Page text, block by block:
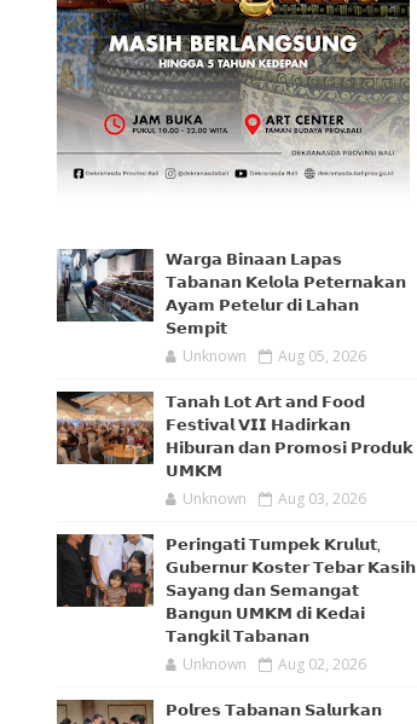
𝗪𝗮𝗿𝗴𝗮 𝗕𝗶𝗻𝗮𝗮𝗻 𝗟𝗮𝗽𝗮𝘀
𝗧𝗮𝗯𝗮𝗻𝗮𝗻 𝗞𝗲𝗹𝗼𝗹𝗮 𝗣𝗲𝘁𝗲𝗿𝗻𝗮𝗸𝗮𝗻
𝗔𝘆𝗮𝗺 𝗣𝗲𝘁𝗲𝗹𝘂𝗿 𝗱𝗶 𝗟𝗮𝗵𝗮𝗻
𝗦𝗲𝗺𝗽𝗶𝘁
Unknown Aug 05, 2026
𝗧𝗮𝗻𝗮𝗵 𝗟𝗼𝘁 𝗔𝗿𝘁 𝗮𝗻𝗱 𝗙𝗼𝗼𝗱
𝗙𝗲𝘀𝘁𝗶𝘃𝗮𝗹 𝗩𝗜𝗜 𝗛𝗮𝗱𝗶𝗿𝗸𝗮𝗻
𝗛𝗶𝗯𝘂𝗿𝗮𝗻 𝗱𝗮𝗻 𝗣𝗿𝗼𝗺𝗼𝘀𝗶 𝗣𝗿𝗼𝗱𝘂𝗸
𝗨𝗠𝗞𝗠
Unknown Aug 03, 2026
𝗣𝗲𝗿𝗶𝗻𝗴𝗮𝘁𝗶 𝗧𝘂𝗺𝗽𝗲𝗸 𝗞𝗿𝘂𝗹𝘂𝘁,
𝗚𝘂𝗯𝗲𝗿𝗻𝘂𝗿 𝗞𝗼𝘀𝘁𝗲𝗿 𝗧𝗲𝗯𝗮𝗿 𝗞𝗮𝘀𝗶𝗵
𝗦𝗮𝘆𝗮𝗻𝗴 𝗱𝗮𝗻 𝗦𝗲𝗺𝗮𝗻𝗴𝗮𝘁
𝗕𝗮𝗻𝗴𝘂𝗻 𝗨𝗠𝗞𝗠 𝗱𝗶 𝗞𝗲𝗱𝗮𝗶
𝗧𝗮𝗻𝗴𝗸𝗶𝗹 𝗧𝗮𝗯𝗮𝗻𝗮𝗻
Unknown Aug 02, 2026
𝗣𝗼𝗹𝗿𝗲𝘀 𝗧𝗮𝗯𝗮𝗻𝗮𝗻 𝗦𝗮𝗹𝘂𝗿𝗸𝗮𝗻